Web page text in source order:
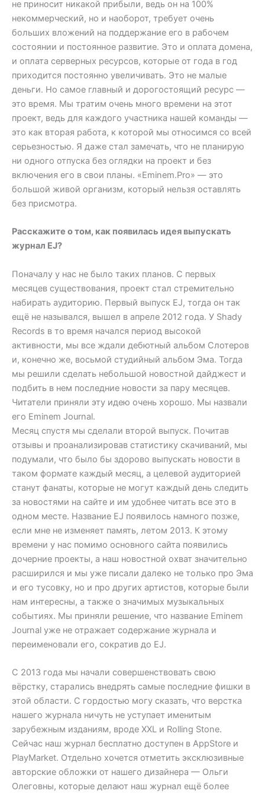
не приносит никакой прибыли, ведь он на 100%
некоммерческий, но и наоборот, требует очень
больших вложений на поддержание его в рабочем
состоянии и постоянное развитие. Это и оплата домена,
и оплата серверных ресурсов, которые от года в год
приходится постоянно увеличивать. Это не малые
деньги. Но самое главный и дорогостоящий ресурс —
это время. Мы тратим очень много времени на этот
проект, ведь для каждого участника нашей команды —
это как вторая работа, к которой мы относимся со всей
серьезностью. Я даже стал замечать, что не планирую
ни одного отпуска без оглядки на проект и без
включения его в свои планы. «Eminem.Pro» — это
большой живой организм, который нельзя оставлять
без присмотра.
Расскажите о том, как появилась идея выпускать
журнал EJ?
Поначалу у нас не было таких планов. С первых
месяцев существования, проект стал стремительно
набирать аудиторию. Первый выпуск EJ, тогда он так
ещё не назывался, вышел в апреле 2012 года. У Shady
Records в то время начался период высокой
активности, мы все ждали дебютный альбом Слотеров
и, конечно же, восьмой студийный альбом Эма. Тогда
мы решили сделать небольшой новостной дайджест и
подбить в нем последние новости за пару месяцев.
Читатели приняли эту идею очень хорошо. Мы назвали
его Eminem Journal.
Месяц спустя мы сделали второй выпуск. Почитав
отзывы и проанализировав статистику скачиваний, мы
подумали, что было бы здорово выпускать новости в
таком формате каждый месяц, а целевой аудиторией
станут фанаты, которые не могут каждый день следить
за новостями на сайте и им удобнее читать все это в
одном месте. Название EJ появилось намного позже,
если мне не изменяет память, летом 2013. К этому
времени у нас помимо основного сайта появились
дочерние проекты, а наш новостной охват значительно
расширился и мы уже писали далеко не только про Эма
и его тусовку, но и про других артистов, которые были
нам интересны, а также о значимых музыкальных
событиях. Мы приняли решение, что название Eminem
Journal уже не отражает содержание журнала и
переименовали его, сократив до EJ.
С 2013 года мы начали совершенствовать свою
вёрстку, старались внедрять самые последние фишки в
этой области. С гордостью могу сказать, что верстка
нашего журнала ничуть не уступает именитым
зарубежным изданиям, вроде XXL и Rolling Stone.
Сейчас наш журнал бесплатно доступен в AppStore и
PlayMarket. Отдельно хочется отметить эксклюзивные
авторские обложки от нашего дизайнера — Ольги
Олеговны, которые делают наш журнал ещё более